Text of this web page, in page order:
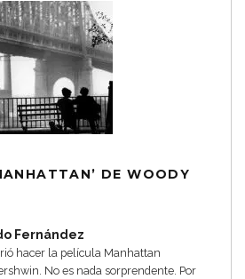
DE WOODY
Fernández
hacer la película Manhattan
No es nada sorprendente. Por